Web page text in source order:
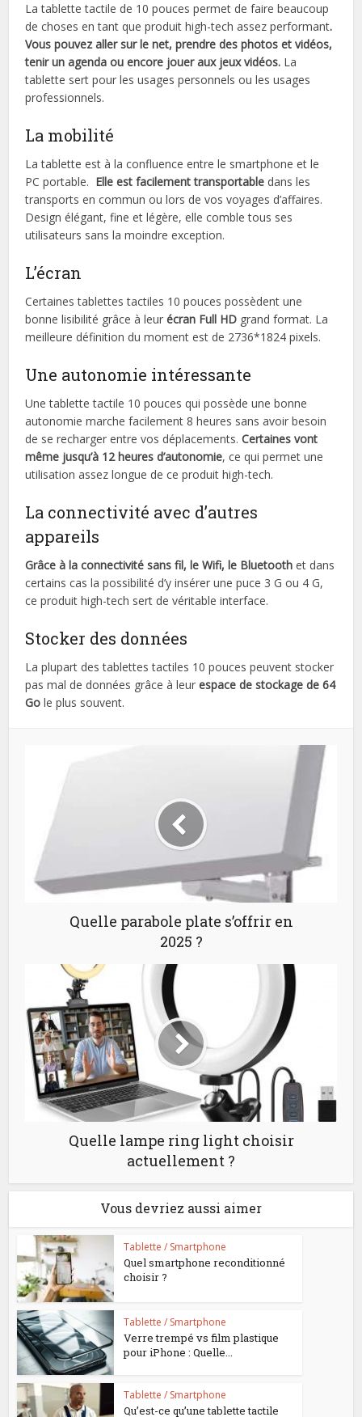
La tablette tactile de 10 pouces permet de faire beaucoup
de choses en tant que produit high-tech assez performant.
Vous pouvez aller sur le net, prendre des photos et vidéos,
tenir un agenda ou encore jouer aux jeux vidéos. La
tablette sert pour les usages personnels ou les usages
professionnels.
La mobilité
La tablette est à la confluence entre le smartphone et le
PC portable. Elle est facilement transportable dans les
transports en commun ou lors de vos voyages d’affaires.
Design élégant, fine et légère, elle comble tous ses
utilisateurs sans la moindre exception.
L’écran
Certaines tablettes tactiles 10 pouces possèdent une
bonne lisibilité grâce à leur écran Full HD grand format. La
meilleure définition du moment est de 2736*1824 pixels.
Une autonomie intéressante
Une tablette tactile 10 pouces qui possède une bonne
autonomie marche facilement 8 heures sans avoir besoin
de se recharger entre vos déplacements.Certaines vont
même jusqu’à 12 heures d’autonomie, ce qui permet une
utilisation assez longue de ce produit high-tech.
La connectivité avec d’autres
appareils
Grâce à la connectivité sans fil, le Wifi, le Bluetooth et dans
certains cas la possibilité d’y insérer une puce 3 G ou 4 G,
ce produit high-tech sert de véritable interface.
Stocker des données
La plupart des tablettes tactiles 10 pouces peuvent stocker
pas mal de données grâce à leurespace de stockage de 64
Go le plus souvent.
Quelle parabole plate s’offrir en
2025 ?
Quelle lampe ring light choisir
actuellement ?
Vous devriez aussi aimer
Tablette / Smartphone
Quel smartphone reconditionné
choisir ?
Tablette / Smartphone
Verre trempé vs film plastique
pour iPhone : Quelle...
Tablette / Smartphone
Qu’est-ce qu’une tablette tactile